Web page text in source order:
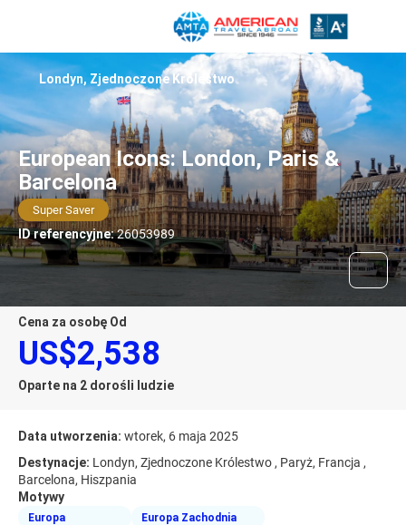
European Icons: London, Paris &
Barcelona
Super Saver
ID referencyjne:26053989
Londyn, Zjednoczone Królestwo
Cena za osobę Od
US$2,538
Oparte na 2 dorośli ludzie
Data utworzenia: wtorek, 6 maja 2025
Destynacje: Londyn, Zjednoczone Królestwo , Paryż, Francja ,
Barcelona, Hiszpania
Motywy
Europa
Europa Zachodnia